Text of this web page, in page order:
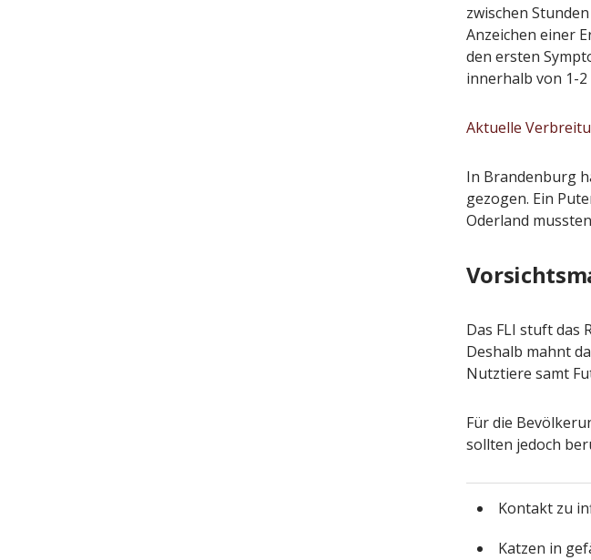
zwischen
Anzeichen einer
den ersten
innerhalb von 1-2
Aktuelle
In Brandenburg
gezogen. Ein
Oderland
Das FLI stuft das
Deshalb mahnt
Nutztiere samt
Für die
sollten jedoch
Kontakt zu
Katzen in